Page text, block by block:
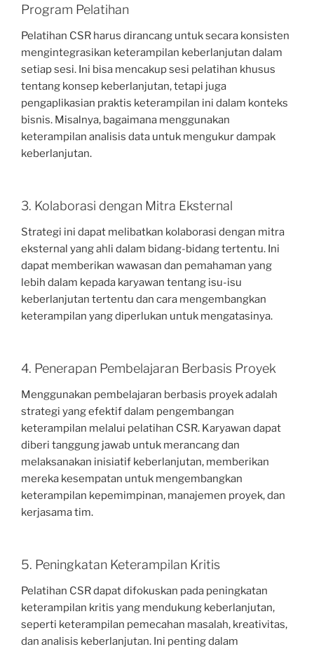
Program Pelatihan
Pelatihan CSR harus dirancang untuk secara konsisten
mengintegrasikan keterampilan keberlanjutan dalam
setiap sesi. Ini bisa mencakup sesi pelatihan khusus
tentang konsep keberlanjutan, tetapi juga
pengaplikasian praktis keterampilan ini dalam konteks
bisnis. Misalnya, bagaimana menggunakan
keterampilan analisis data untuk mengukur dampak
keberlanjutan.
3. Kolaborasi dengan Mitra Eksternal
Strategi ini dapat melibatkan kolaborasi dengan mitra
eksternal yang ahli dalam bidang-bidang tertentu. Ini
dapat memberikan wawasan dan pemahaman yang
lebih dalam kepada karyawan tentang isu-isu
keberlanjutan tertentu dan cara mengembangkan
keterampilan yang diperlukan untuk mengatasinya.
4. Penerapan Pembelajaran Berbasis Proyek
Menggunakan pembelajaran berbasis proyek adalah
strategi yang efektif dalam pengembangan
keterampilan melalui pelatihan CSR. Karyawan dapat
diberi tanggung jawab untuk merancang dan
melaksanakan inisiatif keberlanjutan, memberikan
mereka kesempatan untuk mengembangkan
keterampilan kepemimpinan, manajemen proyek, dan
kerjasama tim.
5. Peningkatan Keterampilan Kritis
Pelatihan CSR dapat difokuskan pada peningkatan
keterampilan kritis yang mendukung keberlanjutan,
seperti keterampilan pemecahan masalah, kreativitas,
dan analisis keberlanjutan. Ini penting dalam